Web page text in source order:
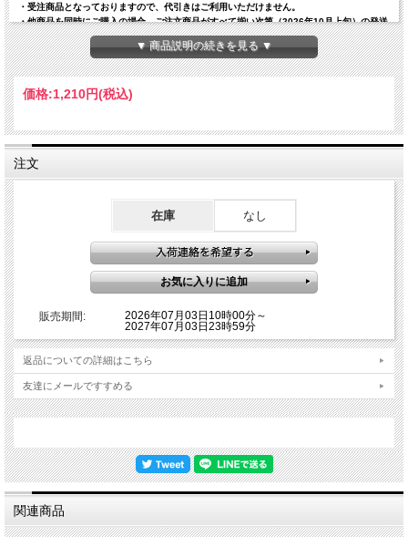
・受注商品となっておりますので、代引きはご利用いただけません。
・他商品を同時にご購入の場合、ご注文商品がすべて揃い次第（2026年10月上旬）の発送
となります。お早めのお届けをご希望の場合は、受注・予約商品とは別々にご注文くださ
い。
・以前ご利用いただいた際に商品をお受け取りいただけなかったお客様は、ご購入をお断
りする場合がございます。
・受注販売商品のため、ご注文確定後のキャンセル・返品・ご注文内容の変更・お支払い
めご了承ください。
ございます。重複注文にはご注意ください。
【商品名】【受注商品】ラブ≠コメディ 銀テストラップ【10月上旬～順次発送予定】
【内容量orサイズ】ストラップ：全長約24cm、銀テ入り チャーム：2個、約6×2cm
【素材】ストラップ：PVCビニール製、チャーム：プラスチック＋アクリル製
【JANコード】4540632542548
▼ 商品説明の続きを見る ▼
価格:1,210円(税込)
注文
在庫 なし
販売期間:
2026年07月03日10時00分～
2027年07月03日23時59分
返品についての詳細はこちら
友達にメールですすめる
関連商品